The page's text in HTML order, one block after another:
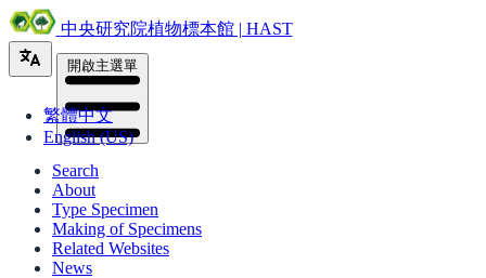
中央研究院植物標本館 | HAST
繁體中文
English (US)
開啟主選單
Search
About
Type Specimen
Making of Specimens
Related Websites
News